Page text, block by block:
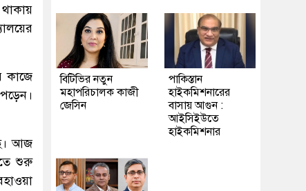
কাজে
আজ
শুরু
বিটিভির নতুন
মহাপরিচালক কাজী
জেসিন
পাকিস্তান
হাইকমিশনারের
বাসায় আগুন :
আইসিইউতে
হাইকমিশনার